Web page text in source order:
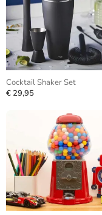
Cocktail Shaker Set
€ 29,95